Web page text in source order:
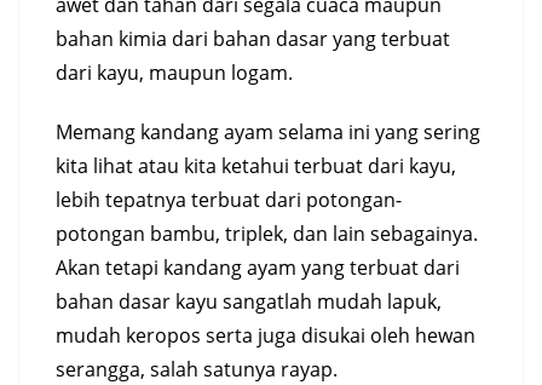
bahan kimia dari bahan dasar yang terbuat
dari kayu, maupun logam.
Memang kandang ayam selama ini yang sering
kita lihat atau kita ketahui terbuat dari kayu,
lebih tepatnya terbuat dari potongan-
potongan bambu, triplek, dan lain sebagainya.
Akan tetapi kandang ayam yang terbuat dari
bahan dasar kayu sangatlah mudah lapuk,
mudah keropos serta juga disukai oleh hewan
serangga, salah satunya rayap.